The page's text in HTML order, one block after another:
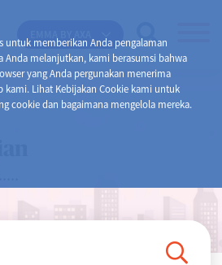
untuk memberikan Anda pengalaman
Anda melanjutkan, kami berasumsi bahwa
yang Anda pergunakan menerima
kami. Lihat Kebijakan Cookie kami untuk
cookie dan bagaimana mengelola mereka.